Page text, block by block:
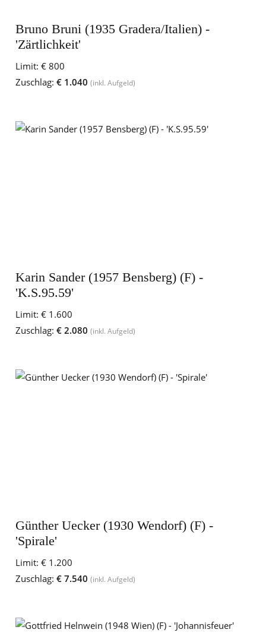
Bruno Bruni (1935 Gradera/Italien) -
'Zärtlichkeit'
Limit: € 800
Zuschlag: € 1.040 (inkl. Aufgeld)
Karin Sander (1957 Bensberg) (F) -
'K.S.95.59'
Limit: € 1.600
Zuschlag: € 2.080 (inkl. Aufgeld)
Günther Uecker (1930 Wendorf) (F) -
'Spirale'
Limit: € 1.200
Zuschlag: € 7.540 (inkl. Aufgeld)